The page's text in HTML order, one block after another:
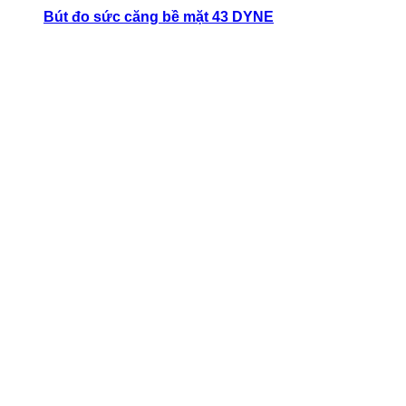
Bút đo sức căng bề mặt 43 DYNE